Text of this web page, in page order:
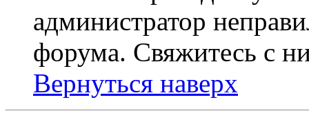
администратор
форума. Свяжитесь с
Вернуться наверх